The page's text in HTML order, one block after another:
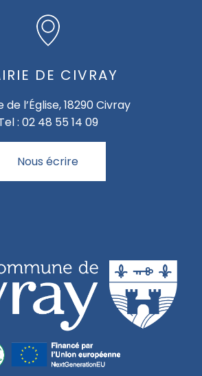
DE CIVRAY
de l’Église, 18290 Civray
: 02 48 55 14 09
Nous écrire